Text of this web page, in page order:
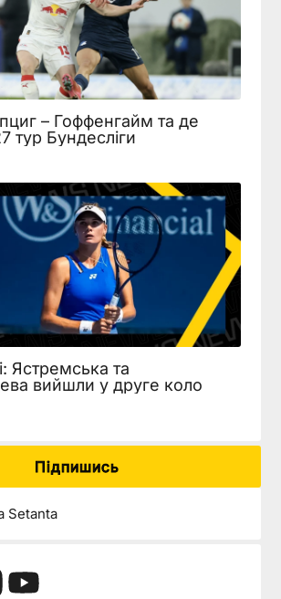
– Гоффенгайм та де
тур Бундесліги
Ястремська та
вийшли у друге коло
Підпишись
Setanta